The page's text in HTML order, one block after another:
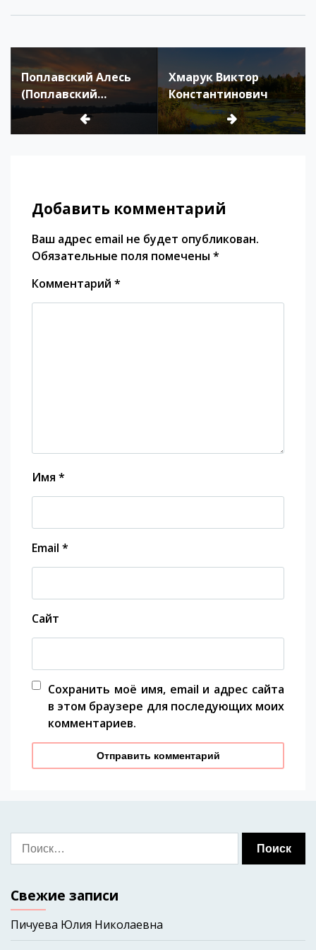
Поплавский Алесь
(Поплавский
Александр
Феодосьевич)
Хмарук Виктор
Константинович
Добавить комментарий
Ваш адрес email не будет опубликован.
Обязательные поля помечены *
Комментарий *
Имя *
Email *
Сайт
Сохранить моё имя, email и адрес сайта
в этом браузере для последующих моих
комментариев.
Свежие записи
Пичуева Юлия Николаевна